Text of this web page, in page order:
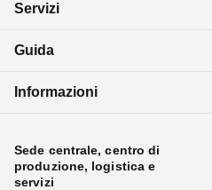
Servizi
Guida
Informazioni
Sede centrale, centro di
produzione, logistica e
servizi